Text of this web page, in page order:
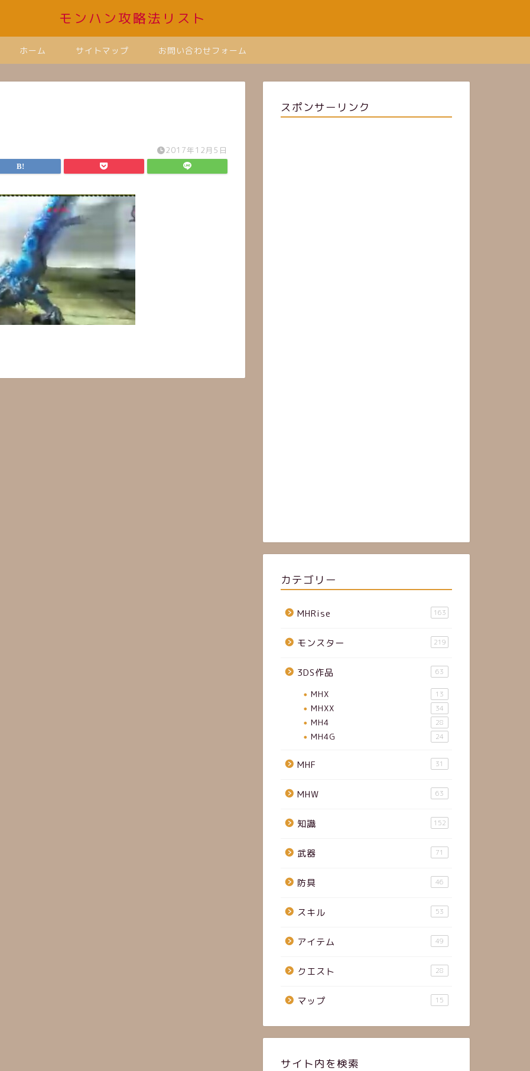
モンハン攻略法リスト
ホーム サイトマップ お問い合わせフォーム
2017年12月5日
スポンサーリンク
カテゴリー
MHRise 163
モンスター 219
3DS作品 63
MHX 13
MHXX 34
MH4 28
MH4G 24
MHF 31
MHW 63
知識 152
武器 71
防具 46
スキル 53
アイテム 49
クエスト 28
マップ 15
サイト内を検索